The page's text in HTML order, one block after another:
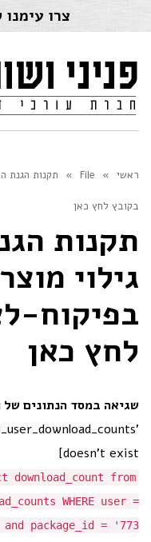
צרו
ראשי »
File
» תקנות הגנת
בקובץ לחץ כאן
תקנות
גילוי
בפיקוח-
לחץ כאן
שגיאה במסד הנתונים של
doesn't exist]
download_count from
WHERE user =
package_id = '773'